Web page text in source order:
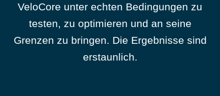
VeloCore unter echten Bedingungen zu
testen, zu optimieren und an seine
Grenzen zu bringen. Die Ergebnisse sind
erstaunlich.